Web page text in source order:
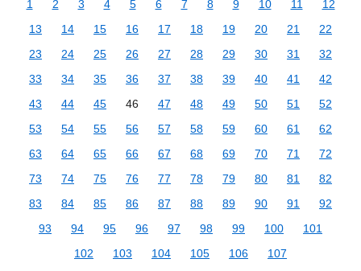
1 2 3 4 5 6 7 8 9 10 11
12
13
14 15 16 17 18 19 20 21
22
23
24 25 26 27 28 29 30 31
32
33
34 35 36 37 38 39 40 41
42
43
44 45 46 47 48 49 50 51
52
53
54 55 56 57 58 59 60 61
62
63
64 65 66 67 68 69 70 71
72
73
74 75 76 77 78 79 80 81
82
83
84 85 86 87 88 89 90 91
92
93
94 95 96 97 98 99 100
101
102
103 104 105 106 107